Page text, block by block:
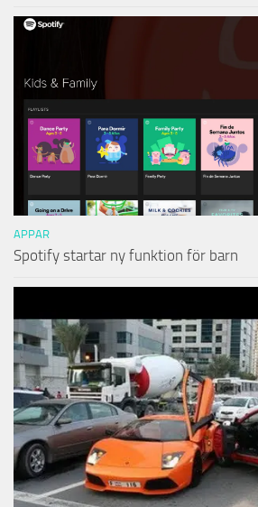
APPAR
Spotify startar ny funktion för barn